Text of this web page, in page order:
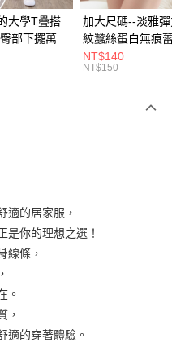
戶可立即使用無須另外申請。
、繳款截止日，確認付款後即完
後續交易確認頁面所載為準。
遇審核未通過，訂單將自動取
期」於每月結算日後寄送繳費提
條碼／台灣大直營門市／銀行轉
費。
」的支付方式。 讓您購物簡單
需儲值。
結帳。
，將跳轉至「AFTEE先享後付」
簡訊。
費
大學T疊搭
部下擺萬用
裙(黑2L-
圈熊中大
加大尺碼--淡雅
紋蠶絲蛋白無痕
角內褲(白.粉.藍.
3L)-L28眼圈熊中
NT$140
NT$150
適的居家服，
是你的理想之選！
線條，
。
，
適的穿著體驗。